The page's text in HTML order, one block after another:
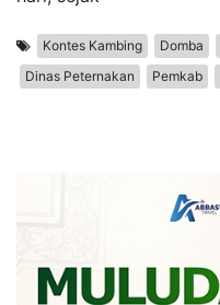
Kontes Kambing Domba
Dinas Peternakan
Pemkab